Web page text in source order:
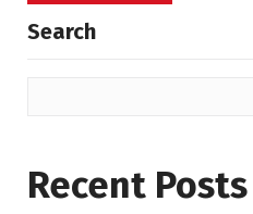
Search
Recent Posts